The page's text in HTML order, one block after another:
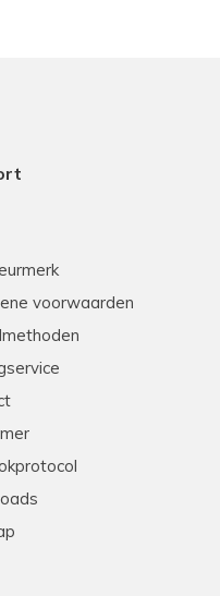
voorwaarden